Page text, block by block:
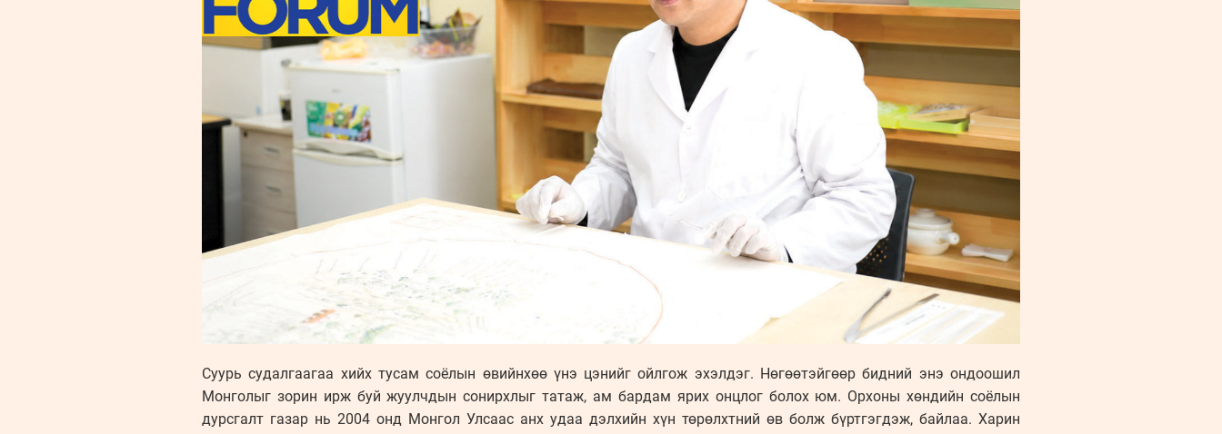
Суурь судалгаагаа хийх тусам соёлын өвийнхөө үнэ цэнийг ойлгож эхэлдэг. Нөгөөтэйгөөр бидний энэ ондоошил
Монголыг зорин ирж буй жуулчдын сонирхлыг татаж, ам бардам ярих онцлог болох юм. Орхоны хөндийн соёлын
дурсгалт газар нь 2004 онд Монгол Улсаас анх удаа дэлхийн хүн төрөлхтний өв болж бүртгэгдэж, байлаа. Харин